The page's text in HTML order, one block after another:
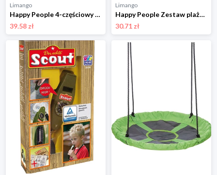
Limango
Happy People 4-częściowy zestaw do rzeźbienia - 8+ rozmiar: onesize
39.58 zł
Limango
Happy People Zestaw plażowy "Happy Summer" ze wzorem - 3+ rozmiar: onesize
30.71 zł